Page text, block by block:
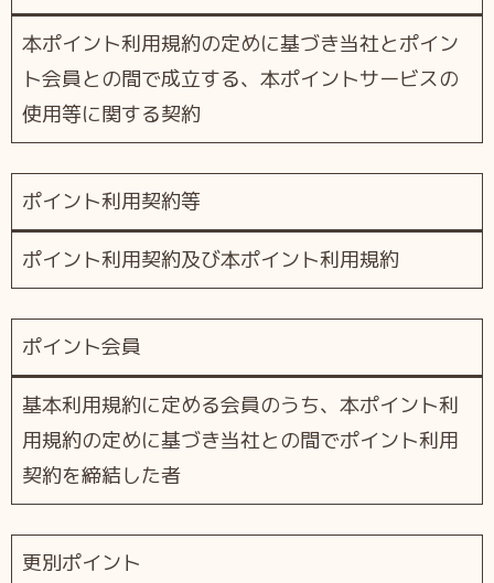
本ポイント利⽤規約の定めに基づき当社とポイン
ト会員との間で成⽴する、本ポイントサービスの
使⽤等に関する契約
ポイント利⽤契約等
ポイント利⽤契約及び本ポイント利⽤規約
ポイント会員
基本利⽤規約に定める会員のうち、本ポイント利
⽤規約の定めに基づき当社との間でポイント利⽤
契約を締結した者
更別ポイント